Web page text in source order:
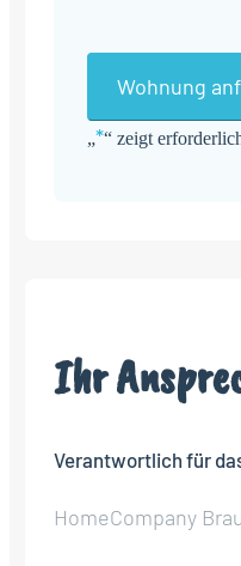
„*“ zeigt
Wohnung
Ihr
Verantwortlich für
HomeCompany